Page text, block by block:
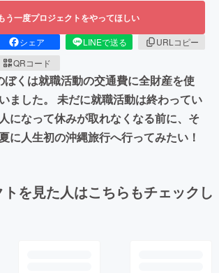
う一度プロジェクトをやってほしい
シェア LINEで送る
URLコピー
QRコード
ぼくは就職活動の交通費に全財産を使
ました。 未だに就職活動は終わってい
になって休みが取れなくなる前に、そ
に人生初の沖縄旅行へ行ってみたい！
を見た人はこちらもチェックし